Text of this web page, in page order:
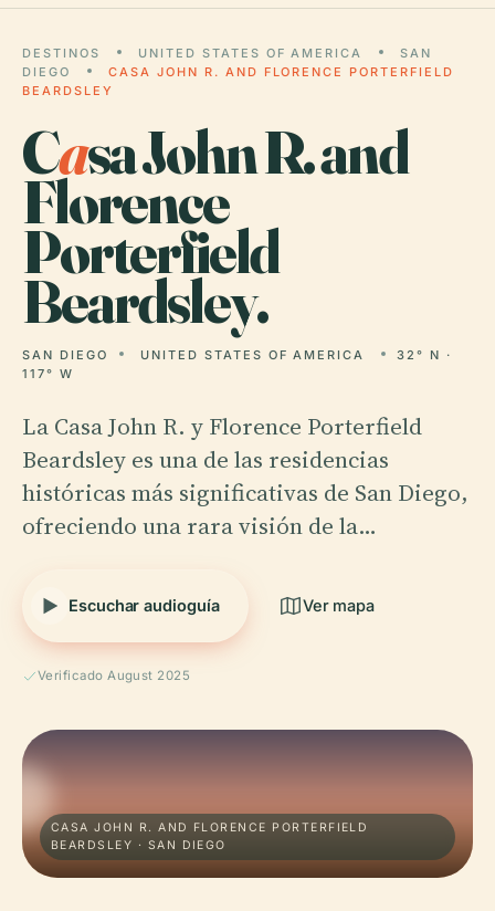
DESTINOS UNITED STATES OF AMERICA
SAN
DIEGO
CASA JOHN R. AND FLORENCE PORTERFIELD
BEARDSLEY
Casa John R. and
Florence
Porterfield
Beardsley.
SAN DIEGO UNITED STATES OF AMERICA
32° N ·
117° W
La Casa John R. y Florence Porterfield
Beardsley es una de las residencias
históricas más significativas de San Diego,
ofreciendo una rara visión de la…
Escuchar audioguía Ver mapa
Verificado August 2025
CASA JOHN R. AND FLORENCE PORTERFIELD
BEARDSLEY · SAN DIEGO